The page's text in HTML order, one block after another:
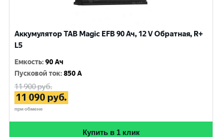
Аккумулятор TAB Magic EFB 90 Ач, 12 V Обратная, R+
L5
Емкость:90 Ач
Пусковой ток:850 A
11 900руб.
11 090 руб.
при обмене
Купить в 1 клик